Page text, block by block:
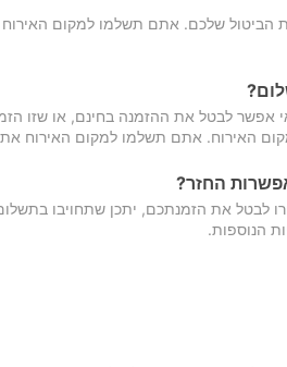
הביטול שלכם. אתם תשלמו למקום
אפשר לבטל את ההזמנה בחינם, או שזו
האירוח. אתם תשלמו למקום האירוח את
החזר?
לבטל את הזמנתכם, יתכן שתחויבו
הנוספות.